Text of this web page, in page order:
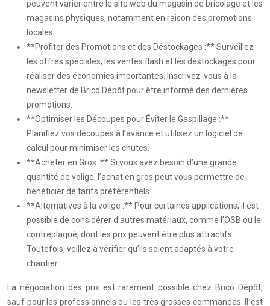
peuvent varier entre le site web du magasin de bricolage et les
magasins physiques, notamment en raison des promotions
locales.
**Profiter des Promotions et des Déstockages :** Surveillez
les offres spéciales, les ventes flash et les déstockages pour
réaliser des économies importantes. Inscrivez-vous à la
newsletter de Brico Dépôt pour être informé des dernières
promotions.
**Optimiser les Découpes pour Éviter le Gaspillage :**
Planifiez vos découpes à l’avance et utilisez un logiciel de
calcul pour minimiser les chutes.
**Acheter en Gros :** Si vous avez besoin d’une grande
quantité de volige, l’achat en gros peut vous permettre de
bénéficier de tarifs préférentiels.
**Alternatives à la volige :** Pour certaines applications, il est
possible de considérer d’autres matériaux, comme l’OSB ou le
contreplaqué, dont les prix peuvent être plus attractifs.
Toutefois, veillez à vérifier qu’ils soient adaptés à votre
chantier.
La négociation des prix est rarement possible chez Brico Dépôt,
sauf pour les professionnels ou les très grosses commandes. Il est